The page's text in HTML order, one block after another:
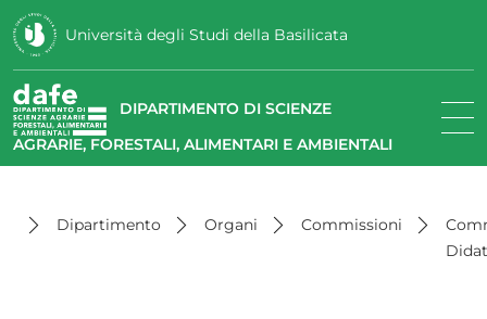
Università degli Studi della Basilicata
DIPARTIMENTO DI SCIENZE
AGRARIE, FORESTALI, ALIMENTARI E AMBIENTALI
Dipartimento Organi Commissioni